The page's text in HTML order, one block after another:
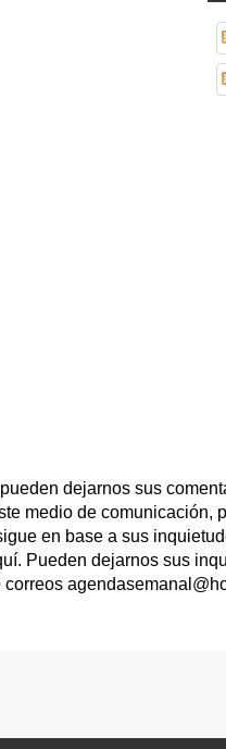
dejarnos sus
medio de comunicación,
en base a sus
Pueden dejarnos sus